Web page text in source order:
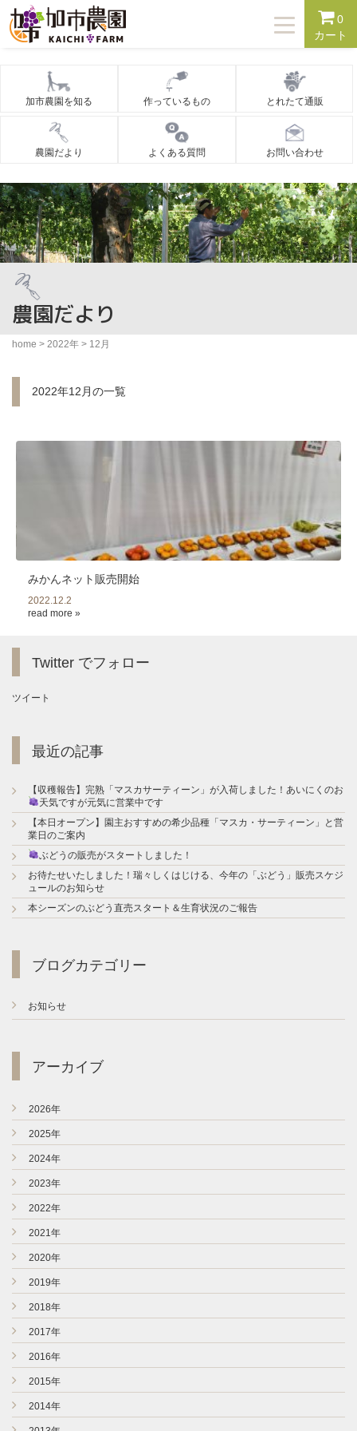
0
カート
T
o
e
a
i
g
a
i
o
n
加市農園を知る 作っているもの とれたて通販
農園だより よくある質問 お問い合わせ
農園だより
home > 2022年 > 12月
2022年12月の一覧
みかんネット販売開始
2022.12.2
read more »
Twitter でフォロー
ツイート
最近の記事
【収穫報告】完熟「マスカサーティーン」が入荷しました！あいにくのお
天気ですが元気に営業中です
【本日オープン】園主おすすめの希少品種「マスカ・サーティーン」と営
業日のご案内
ぶどうの販売がスタートしました！
お待たせいたしました！瑞々しくはじける、今年の「ぶどう」販売スケジ
ュールのお知らせ
本シーズンのぶどう直売スタート＆生育状況のご報告
ブログカテゴリー
お知らせ
アーカイブ
2026年
2025年
2024年
2023年
2022年
2021年
2020年
2019年
2018年
2017年
2016年
2015年
2014年